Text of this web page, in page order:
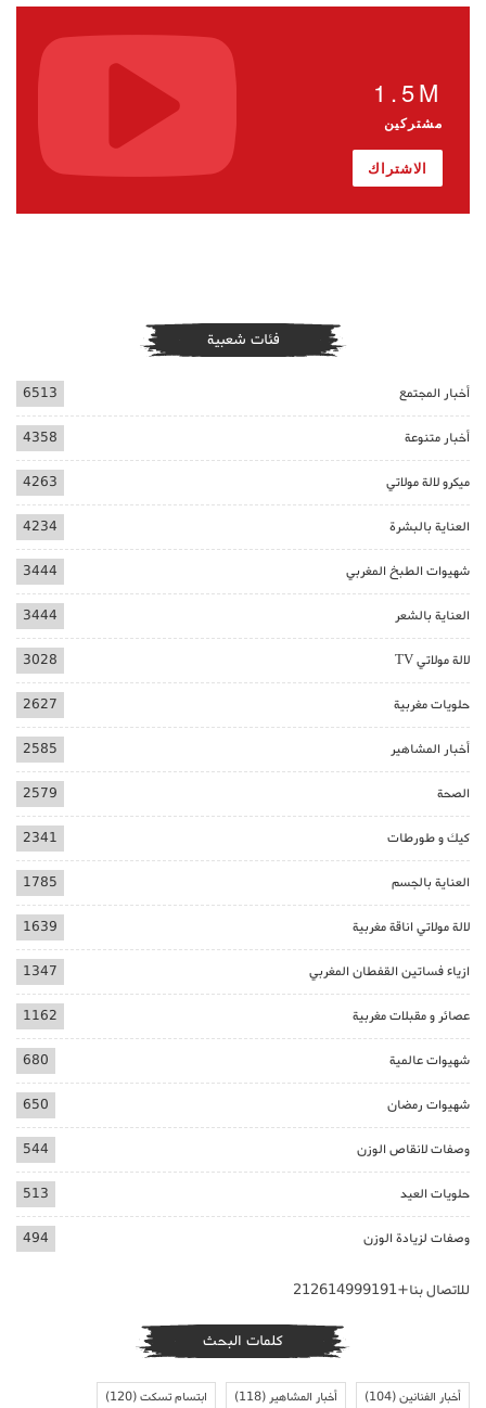
1.5M
مشتركين
الاشتراك
فئات شعبية
أخبار المجتمع 6513
أخبار متنوعة 4358
ميكرو لالة مولاتي 4263
العناية بالبشرة 4234
شهيوات الطبخ المغربي 3444
العناية بالشعر 3444
لالة مولاتي TV 3028
حلويات مغربية 2627
أخبار المشاهير 2585
الصحة 2579
كيك و طورطات 2341
العناية بالجسم 1785
لالة مولاتي اناقة مغربية 1639
ازياء فساتين القفطان المغربي 1347
عصائر و مقبلات مغربية 1162
شهيوات عالمية 680
شهيوات رمضان 650
وصفات لانقاص الوزن 544
حلويات العيد 513
وصفات لزيادة الوزن 494
للاتصال بنا+212614999191
كلمات البحث
أخبار الفنانين(104) أخبار المشاهير(118) ابتسام تسكت(120)